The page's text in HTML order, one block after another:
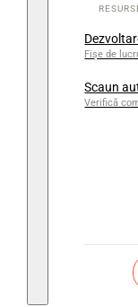
Fișe de
Scaun
Verifică